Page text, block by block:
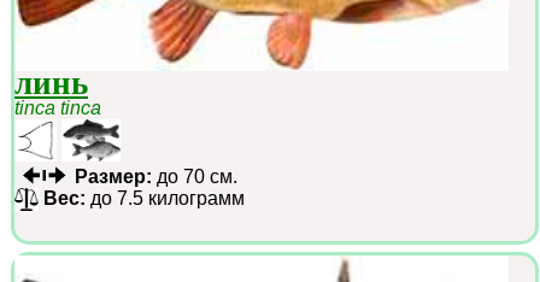
линь
tinca tinca
Размер: до 70 см.
Вес: до 7.5 килограмм